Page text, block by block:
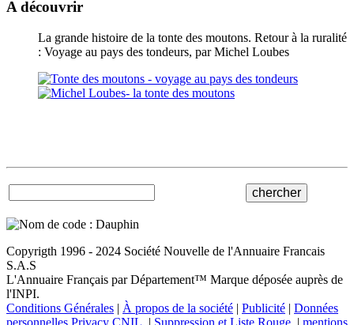
A découvrir
La grande histoire de la tonte des moutons. Retour à la ruralité
: Voyage au pays des tondeurs, par Michel Loubes
Copyrigth 1996 - 2024 Société Nouvelle de l'Annuaire Francais
S.A.S
L'Annuaire Français par Département™ Marque déposée auprès de
l'INPI.
Conditions Générales | À propos de la société | Publicité | Données
personnelles Privacy CNIL. | Suppression et Liste Rouge. | mentions